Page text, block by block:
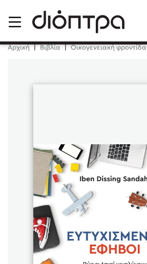
Δημοφιλή Βιβλία
Χάρης Πολίτης
Αρχική | Βιβλία | Οικογενειακή φροντίδα